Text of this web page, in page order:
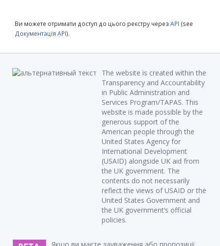
Ви можете отримати доступ до цього реєстру через API (see
Документація API).
The website is created within the
Transparency and Accountability
in Public Administration and
Services Program/TAPAS. This
website is made possible by the
generous support of the
American people through the
United States Agency for
International Development
(USAID) alongside UK aid from
the UK government. The
contents do not necessarily
reflect the views of USAID or the
United States Government and
the UK government’s official
policies.